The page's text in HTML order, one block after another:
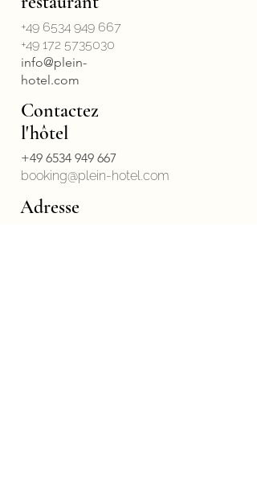
+49 6534 949 667
+49 172 5735030
info@plein-
hotel.com
Contactez
l'hôtel
+49 6534 949 667
booking@plein-hotel.com
Adresse